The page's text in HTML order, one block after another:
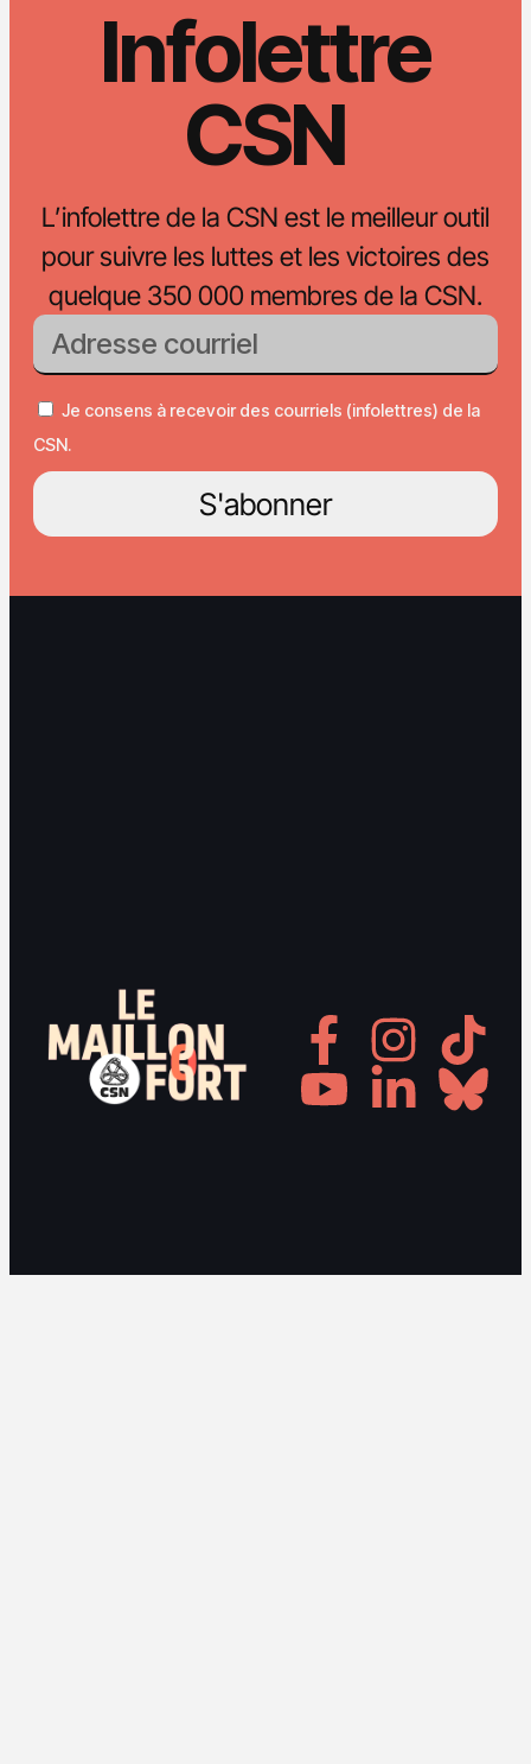
Infolettre
CSN
L’infolettre de la CSN est le meilleur outil
pour suivre les luttes et les victoires des
quelque 350 000 membres de la CSN.
Je consens à recevoir des courriels (infolettres) de la
CSN.
S'abonner